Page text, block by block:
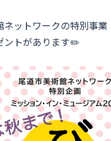
ットワークの特別事
ントがあります✏️